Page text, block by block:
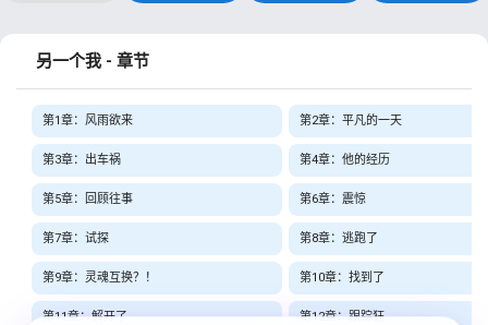
另一个我 - 章节
第1章：风雨欲来 第2章：平凡的一天
第3章：出车祸 第4章：他的经历
第5章：回顾往事 第6章：震惊
第7章：试探 第8章：逃跑了
第9章：灵魂互换？！ 第10章：找到了
第11章：解开了 第12章：跟踪狂